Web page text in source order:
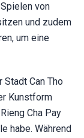
von
und zudem
um eine
Stadt Can Tho
Kunstform
Cha Pay
habe. Während